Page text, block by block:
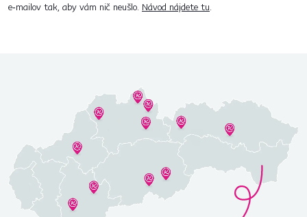
e‑mailov tak, aby vám nič neušlo. Návod nájdete tu.